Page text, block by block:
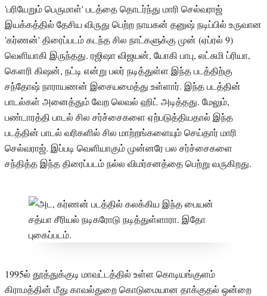
'பரியேறும் பெருமாள்' படத்தை தொடர்ந்து மாரி செல்வராஜ்
இயக்கத்தில் தேசிய விருது பெற்ற நாயகன் தனுஷ் நடிப்பில் உருவான
'கர்ணன்' திரைப்படம் கடந்த சில நாட்களுக்கு முன் (ஏப்ரல் 9)
வெளியாகி இருந்தது. ரஜிஷா விஜயன், யோகி பாபு, லட்சுமி ப்ரியா,
கௌரி கிஷன், நட்டி என்று பலர் நடித்துள்ள இந்த படத்திற்கு
சந்தோஷ் நாராயணன் இசையமைத்து உள்ளார். இந்த படத்தின்
பாடல்கள் அனைத்தும் வேற லெவல் ஹிட் அடித்தது. மேலும்,
பண்டாரத்தி பாடல் சில சர்ச்சைகளை ஏற்படுத்தியதால் இந்த
படத்தின் பாடல் வரிகளில் சில மாற்றங்களையும் செய்தார் மாரி
செல்வராஜ். இப்படி வெளியாகும் முன்னரே பல சர்ச்சைகளை
சந்தித்த இந்த திரைப்படம் நல்ல விமர்சனத்தை பெற்று வருகிறது.
1995ல் தூத்துக்குடி மாவட்டத்தில் உள்ள கொடியங்குளம்
கிராமத்தின் மீது காவல்துறை கொடுமையான தாக்குதல் ஒன்றை